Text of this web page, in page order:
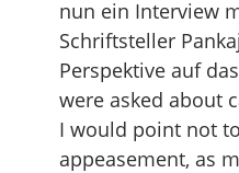
nun ein Interview
Schriftsteller
Perspektive auf
were asked about
I would point not
appeasement, as